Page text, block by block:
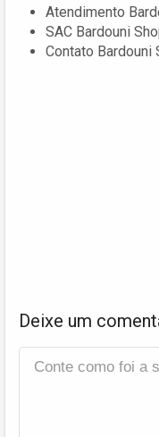
Atendimento
SAC Bardouni
Contato
Deixe um